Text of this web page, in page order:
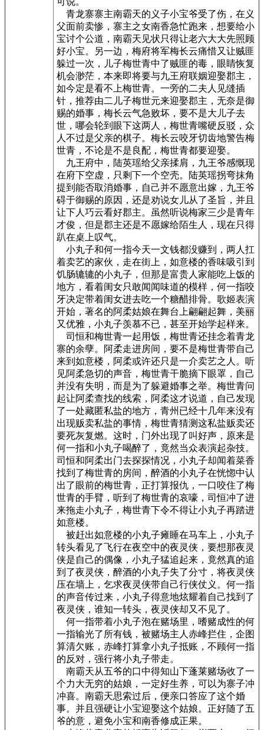
青龙寨寨主南霸天的义子小宝爷受了伤，在义
父面前卖惨，寨主之女南香急忙跑来，想要给小
宝讨个公道，南霸天见状只得让老六大大先照顾
好小宝。另一边，梅府将军梅长云痛惜又让贼匪
躲过一次，儿子梅世青中了贼匪的毒，眼睛恢复
机会渺茫，本来即将要与九王府联姻迎娶郡主，
如今定是看不上梅世青。一旁的二夫人见缝插
针，推荐由二儿子梅世元来迎娶郡主，无奈是御
赐的婚事，梅长云气急败坏，要不是大儿子去
世，哪会轮到眼下这两人，梅世青嘴硬反驳，众
人不过是父亲的棋子。梅长云咬牙切齿地警告梅
世青，不论是不是良配，梅世青都要迎娶。
九王府中，陆英瑶给父亲揉肩，九王爷感慨现
在府下空虚，只剩下一个空壳。陆英瑶拐弯抹角
提到能否取消婚事，自己并不愿意出嫁，九王爷
碍于御赐的原因，还是劝说女儿从了圣旨，并且
让下人巧云看好郡主。虽然听说梅家三少是青年
才俊，但是郡主还是不愿嫁给陌生人，现在只得
趴在桌上叹气。
小丸子和何一指今天一文钱都没赚到，两人扛
着卖艺的家伙，走在街上，如意楼的香味吸引到
饥肠辘辘的小丸子，但那是富贵人家能吃上饭的
地方，看着闺女只敢闻闻味道的模样，何一指咬
牙决定带着闺女进去吃一个糖醋排骨。歌姬表演
开始，著名的阿柔姑娘在舞台上翩翩起舞，美丽
又优雅，小丸子羡慕不已，甚至开始学起样来。
司恒和梅世青一起用饭，梅世青还挂念着青龙
寨的余孽。阿柔走进房间，要不是梅世青带自己
来到如意楼，阿柔或许还只是一介卖艺之人。听
见阿柔急切的声音，梅世青干脆摘下眼罩，自己
并没有失明，而是为了躲避婚事之举。梅世青问
起让阿柔查找的线索，阿柔这才说道，自己发现
了一处藏匿私盐的地方，青州已经十几年来没有
出现贩卖私盐的事情，梅世青猜测这私盐贩卖还
要死灰复燃。这时，门外出现了叫好声，原来是
何一指和小丸子喝醉了，竟然当众表演起杂技。
司恒和阿柔出门去探探情况，小丸子却闻着菜香
找到了梅世青的房间，醉酒的小丸子在恍惚中认
出了眼前的梅世青，正打算报仇，一口咬住了梅
世青的手臂，听到了梅世青的哀嚎，司恒冲了进
来拖走小丸子，梅世青下令不得让小丸子再踏进
如意楼。
被赶出如意楼的小丸子瘫睡在马车上，小丸子
转头看见了飞行在夜空中的夜灵侠，要想那夜灵
侠是自己的偶像，小丸子猛追起来，竟然真的追
到了夜灵侠，醉酒的小丸子失了分寸，将夜灵侠
压在墙上，乞求夜灵侠带自己行侠仗义。何一指
的声音传过来，小丸子得意地炫耀着自己找到了
夜灵侠，谁知一转头，夜灵侠却又不见了。
何一指带着小丸子泡在赌场里，嗜赌成性的何
一指输光了所有钱，被赌场主人赤峰拦住，企图
算清欠账，赤峰打算拿小丸子抵账，不顾何一指
的反对，强行将小丸子带走。
南霸天从五爷的口中得知山下蓬莱赌场收了一
个力大无穷的姑娘，一定好生养，可以为寨子冲
冲喜。南霸天思索过后，便亲口答应了这个婚
事。并且强硬让小宝迎娶这个姑娘。正好随了五
爷的意，避免小宝和南香修成正果。